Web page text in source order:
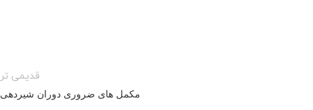
قدیمی تر
مکمل های ضروری دوران شیردهی